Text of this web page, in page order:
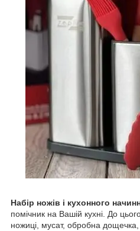
Набір ножів і кухонного
помічник на Вашій кухні. До
ножиці, мусат, обробна